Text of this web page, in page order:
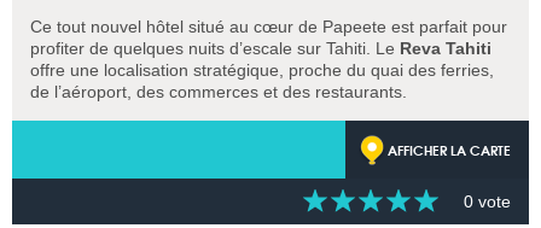
Ce tout nouvel hôtel situé au cœur de Papeete est parfait pour
profiter de quelques nuits d’escale sur Tahiti. Le Reva Tahiti
offre une localisation stratégique, proche du quai des ferries,
de l’aéroport, des commerces et des restaurants.
AFFICHER LA CARTE
0 vote